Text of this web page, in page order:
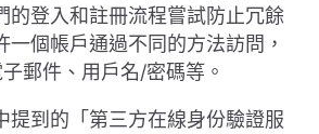
的登入和註冊流程嘗試防止冗餘
一個帳戶通過不同的方法訪問，
郵件、用戶名/密碼等。
提到的「第三方在線身份驗證服